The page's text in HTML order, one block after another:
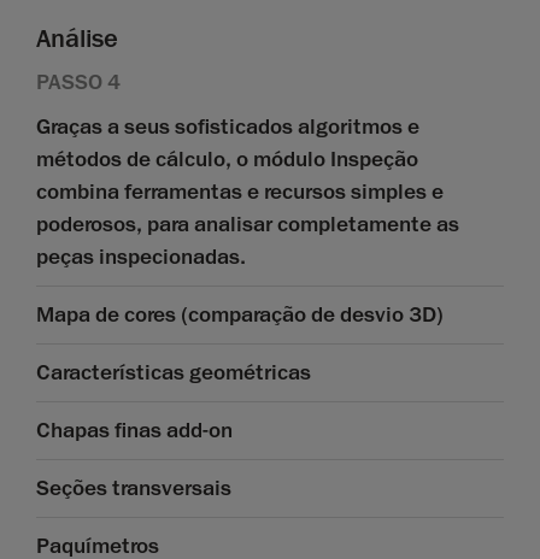
Análise
PASSO 4
Graças a seus sofisticados algoritmos e
métodos de cálculo, o módulo Inspeção
combina ferramentas e recursos simples e
poderosos, para analisar completamente as
peças inspecionadas.
Mapa de cores (comparação de desvio 3D)
Características geométricas
Chapas finas add-on
Seções transversais
Paquímetros